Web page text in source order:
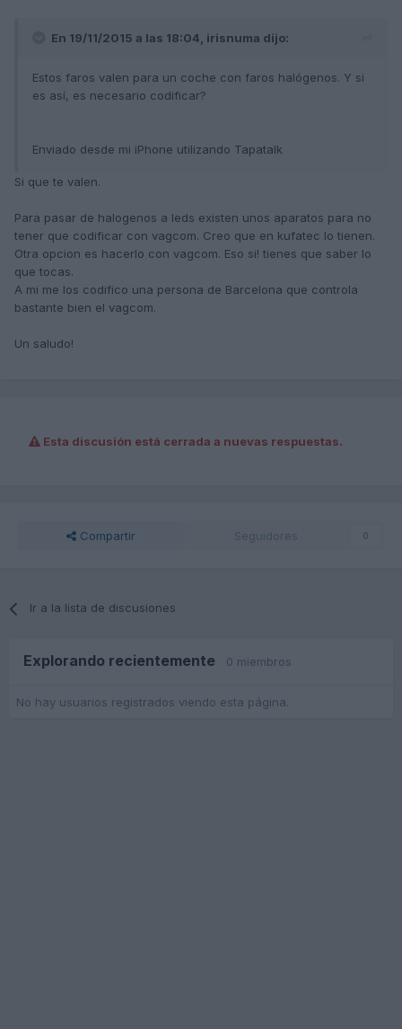
En 19/11/2015 a las 18:04, irisnuma dijo:
Estos faros valen para un coche con faros halógenos. Y si
es así, es necesario codificar?
Enviado desde mi iPhone utilizando Tapatalk
Si que te valen.
Para pasar de halogenos a leds existen unos aparatos para no
tener que codificar con vagcom. Creo que en kufatec lo tienen.
Otra opcion es hacerlo con vagcom. Eso si! tienes que saber lo
que tocas.
A mi me los codifico una persona de Barcelona que controla
bastante bien el vagcom.
Un saludo!
Esta discusión está cerrada a nuevas respuestas.
Compartir Seguidores 0
Ir a la lista de discusiones
Explorando recientemente 0 miembros
No hay usuarios registrados viendo esta página.